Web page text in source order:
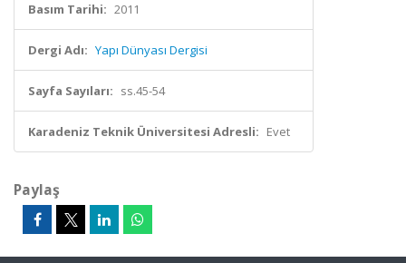
Basım Tarihi: 2011
Dergi Adı: Yapı Dünyası Dergisi
Sayfa Sayıları: ss.45-54
Karadeniz Teknik Üniversitesi Adresli: Evet
Paylaş